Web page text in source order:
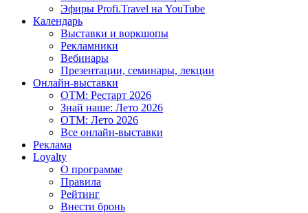
Эфиры Profi.Travel на YouTube
Календарь
Выставки и воркшопы
Рекламники
Вебинары
Презентации, семинары, лекции
Онлайн-выставки
OTM: Рестарт 2026
Знай наше: Лето 2026
OTM: Лето 2026
Все онлайн-выставки
Реклама
Loyalty
О программе
Правила
Рейтинг
Внести бронь